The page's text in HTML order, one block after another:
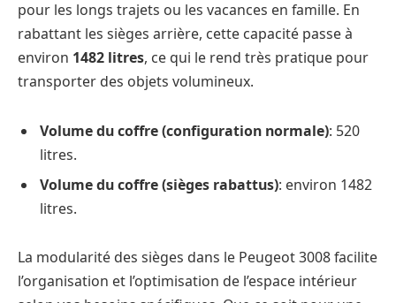
pour les longs trajets ou les vacances en famille. En
rabattant les sièges arrière, cette capacité passe à
environ 1482 litres, ce qui le rend très pratique pour
transporter des objets volumineux.
Volume du coffre (configuration normale): 520
litres.
Volume du coffre (sièges rabattus): environ 1482
litres.
La modularité des sièges dans le Peugeot 3008 facilite
l’organisation et l’optimisation de l’espace intérieur